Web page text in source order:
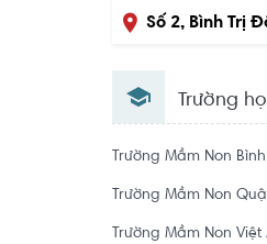
Số 2, Bình Trị
Trường
Trường Mầm Non
Trường Mầm Non
Trường Mầm Non Việt